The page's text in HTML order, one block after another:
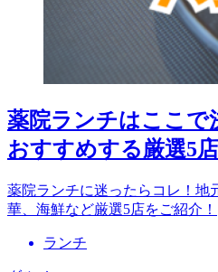
薬院ランチはここで
おすすめする厳選5店
薬院ランチに迷ったらコレ！地
華、海鮮など厳選5店をご紹介！
ランチ